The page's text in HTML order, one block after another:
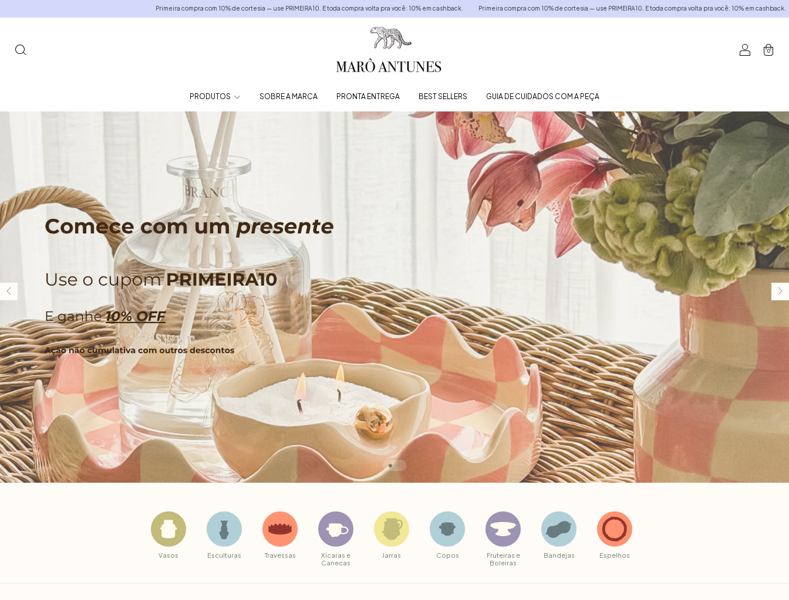
Primeira compra com 10% de cortesia — use PRIMEIRA10. E toda compra volta pra você: 10% em cashback. Primeira compra com 10% de cortesia — use PRIMEIRA10. E toda compra volta pra você: 10% em cashback. Primeira compra com
0
PRODUTOS SOBRE A MARCA PRONTA ENTREGA BEST SELLERS GUIA DE CUIDADOS COM A PEÇA
Vasos Esculturas Travessas
Xícaras e
Canecas
Jarras Copos
Fruteiras e
Boleiras
Bandejas Espelhos